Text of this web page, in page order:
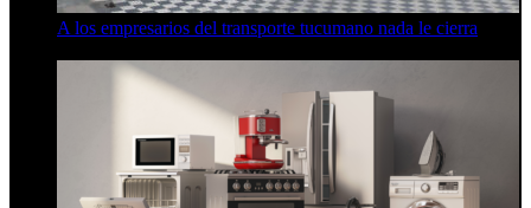
A los empresarios del transporte tucumano nada le cierra